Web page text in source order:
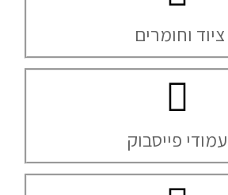
ציוד וחומרים
עמודי פייסבוק